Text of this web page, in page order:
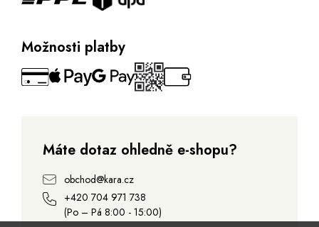
Možnosti platby
Máte dotaz ohledně e-shopu?
obchod@kara.cz
+420 704 971 738
(Po – Pá 8:00 - 15:00)